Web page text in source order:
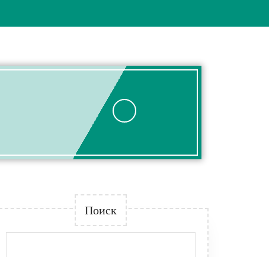
Поиск